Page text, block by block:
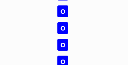
O
O
O
O